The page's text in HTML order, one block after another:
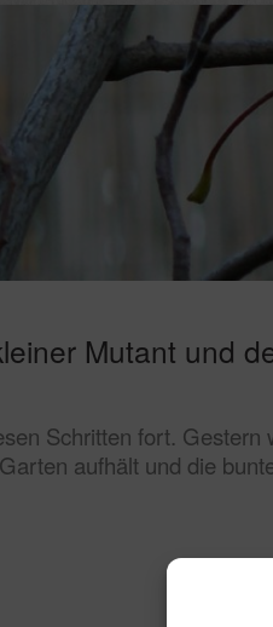
Mutant und
Schritten fort.
aufhält und die